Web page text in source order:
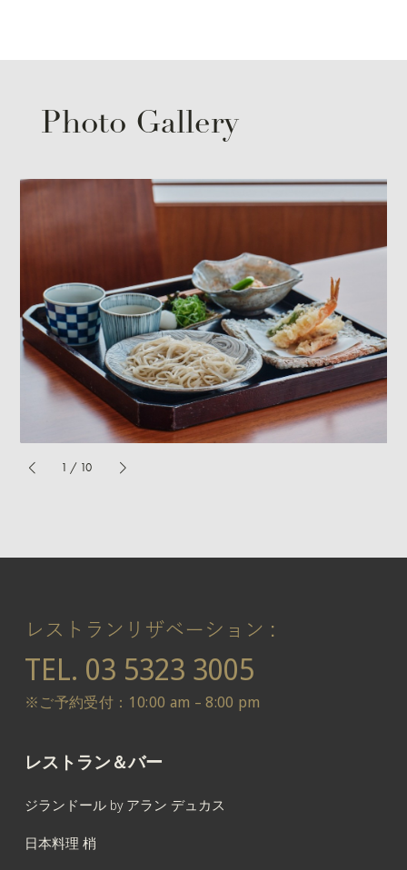
Photo Gallery
1 / 10
レストランリザベーション :
TEL. 03 5323 3005
※ご予約受付：10:00 am – 8:00 pm
レストラン＆バー
ジランドール by アラン デュカス
日本料理 梢